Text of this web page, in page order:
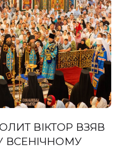
ВІКТОР ВЗЯВ
ВСЕНІЧНОМУ